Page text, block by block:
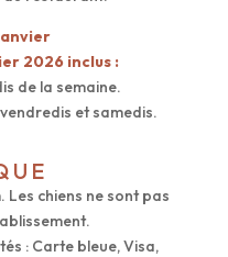
2026 inclus :
de la semaine.
et samedis.
chiens ne sont pas
: Carte bleue, Visa,